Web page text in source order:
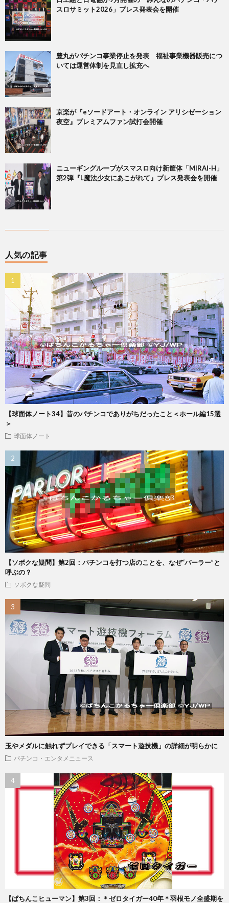
スロサミット2026」プレス発表会を開催
豊丸がパチンコ事業停止を発表 福祉事業機器販売につ
いては運営体制を見直し拡充へ
京楽が『eソードアート・オンライン アリシゼーション
夜空』プレミアムファン試打会開催
ニューギングループがスマスロ向け新筐体「MIRAI-H」
第2弾『L魔法少女にあこがれて』プレス発表会を開催
人気の記事
【球面体ノート34】昔のパチンコでありがちだったこと＜ホール編15選
＞
球面体ノート
【ソボクな疑問】第2回：パチンコを打つ店のことを、なぜ“パーラー”と
呼ぶの？
ソボクな疑問
玉やメダルに触れずプレイできる「スマート遊技機」の詳細が明らかに
パチンコ・エンタメニュース
【ぱちんこヒューマン】第3回：＊ゼロタイガー40年＊羽根モノ全盛期を